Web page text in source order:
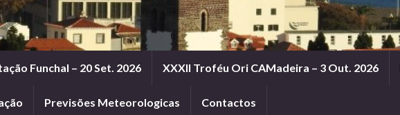
Funchal – 20 Set. 2026 XXXII Troféu Ori CAMadeira – 3 Out. 2026
Previsões Meteorologicas Contactos